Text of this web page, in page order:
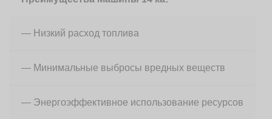
— Низкий расход топлива
— Минимальные выбросы вредных веществ
— Энергоэффективное использование ресурсов